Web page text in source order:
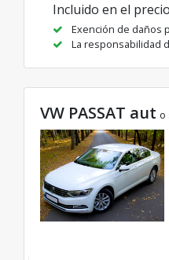
Incluido en el
Exención de daños
La responsabilidad
VW PASSAT aut o